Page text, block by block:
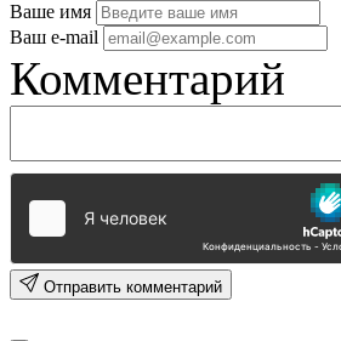
Ваше имя
Ваш e-mail
Комментарий
Отправить комментарий